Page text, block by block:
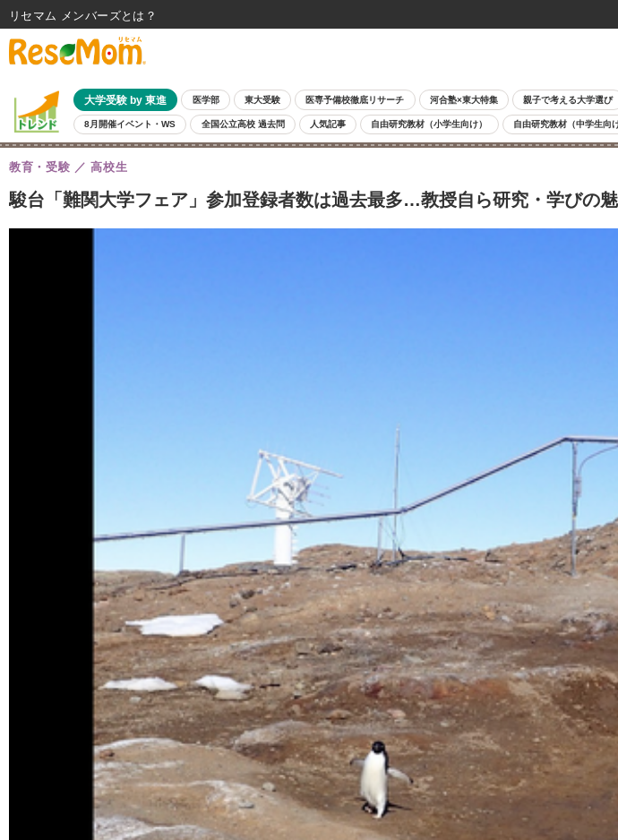
大学受験 by 東進 医学部 東大受験 医専予備校徹底リサーチ 河合塾×東大特集 親子で考える大学選び
8月開催イベント・WS 全国公立高校 過去問 人気記事 自由研究教材（小学生向け） 自由研究教材（中学生向け
駿台「難関大学フェア」参加登録者数は過去最多…教授自ら研究・学びの
教育・受験 高校生
リセマム メンバーズ